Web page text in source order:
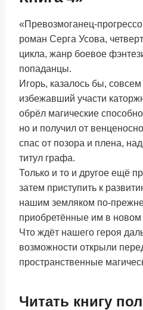
«Превозмоганец-
роман Серга Усова,
цикла, жанр боевое
попаданцы.
Игорь, казалось бы,
избежавший участи
обрёл магические
но и получил от
спас от позора и плена,
титул графа.
Только и то и другое ещё
затем приступить к
нашим земляком по-
приобретённые им в
Что ждёт нашего героя
возможности открыли
пространственные
Читать книгу